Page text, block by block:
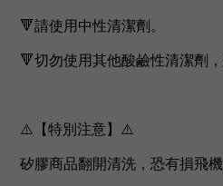
🔻請使用中性清潔劑。
🔻切勿使用其他酸鹼性清潔劑，
⚠️【特別注意】⚠️
矽膠商品翻開清洗，恐有損飛